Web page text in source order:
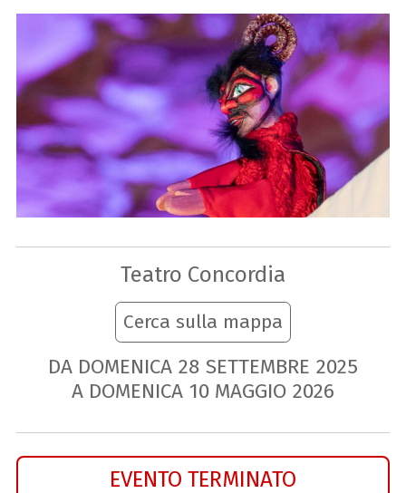
Teatro Concordia
Cerca sulla mappa
DA DOMENICA 28 SETTEMBRE 2025
A DOMENICA 10 MAGGIO 2026
EVENTO TERMINATO